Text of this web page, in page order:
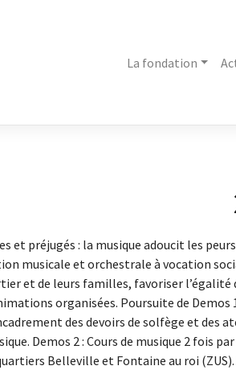
La fondation
et préjugés : la musique adoucit les
musicale et orchestrale à vocation
et de leurs familles, favoriser
organisées. Poursuite de Demos
des devoirs de solfège et
Demos 2 : Cours de musique 2 fois
Belleville et Fontaine au roi